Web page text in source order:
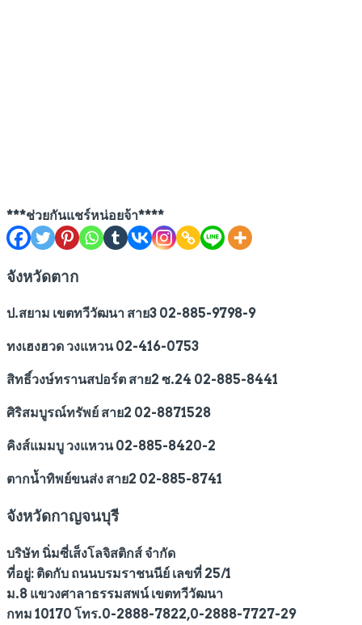
***ช่วยกันแชร์หน่อยจ้า****
จังหวัดตาก
ป.สยาม เขตทวีวัฒนา สาย3 02-885-9798-9
ทงเฮงฮวด วงแหวน 02-416-0753
สิทธิ์วงษ์ทรานสปอร์ต สาย2 ซ.24 02-885-8441
ศิริสมบูรณ์ทรัพย์ สาย2 02-8871528
คิงส์แมมบู วงแหวน 02-885-8420-2
ตากน้ำทิพย์ขนส่ง สาย2 02-885-8741
จังหวัดกาญจนบุรี
บริษัท นิ่มซี่เส็งโลจิสติกส์ จำกัด
ที่อยู่: ติดกับ ถนนบรมราชนนีย์ เลขที่ 25/1
ม.8 แขวงศาลาธรรมสพน์ เขตทวีวัฒนา
กทม 10170 โทร.0-2888-7822,0-2888-7727-29